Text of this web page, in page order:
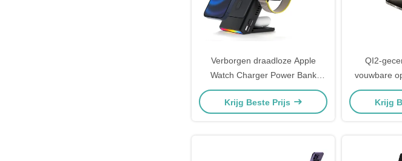
Verborgen draadloze Apple
Watch Charger Power Bank
Iphone Watch Charger
Krijg Beste Prijs
QI2-
vouwbare
horloge
Krijg